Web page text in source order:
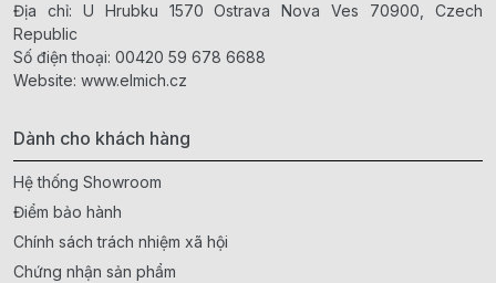
Địa chỉ: U Hrubku 1570 Ostrava Nova Ves 70900, Czech
Republic
Số điện thoại: 00420 59 678 6688
Website: www.elmich.cz
Dành cho khách hàng
Hệ thống Showroom
Điểm bảo hành
Chính sách trách nhiệm xã hội
Chứng nhận sản phẩm